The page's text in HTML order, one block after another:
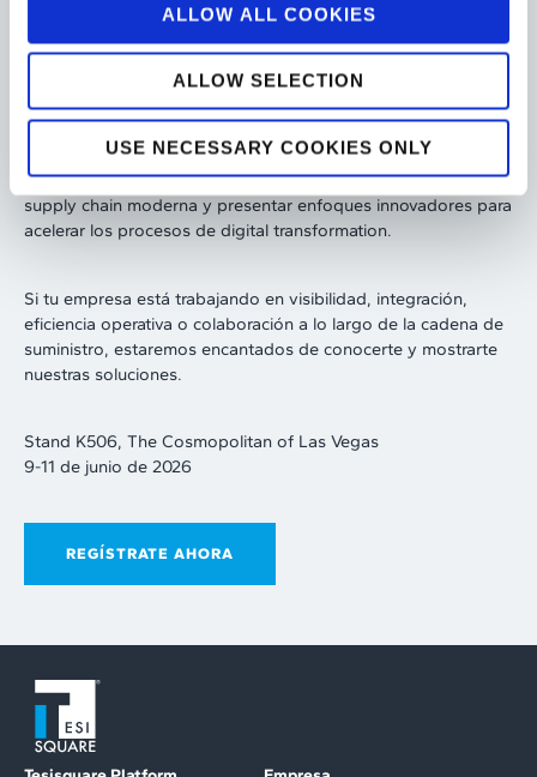
ALLOW ALL COOKIES
ALLOW SELECTION
USE NECESSARY COOKIES ONLY
Construyendo el futuro de la supply chain en Las Vegas
El equipo de Tesisquare estará presente durante todo el
evento para debatir sobre los principales desafíos de la
supply chain moderna y presentar enfoques innovadores para
acelerar los procesos de digital transformation.
Si tu empresa está trabajando en visibilidad, integración,
eficiencia operativa o colaboración a lo largo de la cadena de
suministro, estaremos encantados de conocerte y mostrarte
nuestras soluciones.
Stand K506, The Cosmopolitan of Las Vegas
9-11 de junio de 2026
REGÍSTRATE AHORA